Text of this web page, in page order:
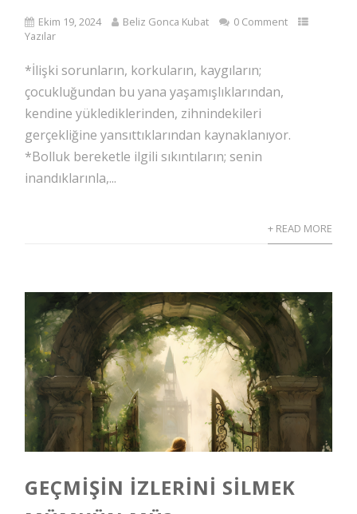
Ekim 19, 2024 Beliz Gonca Kubat
0 Comment
Yazılar
*İlişki sorunların, korkuların, kaygıların;
çocukluğundan bu yana yaşamışlıklarından,
kendine yüklediklerinden, zihnindekileri
gerçekliğine yansıttıklarından kaynaklanıyor.
*Bolluk bereketle ilgili sıkıntıların; senin
inandıklarınla,...
+ READ MORE
GEÇMIŞIN İZLERINI SILMEK